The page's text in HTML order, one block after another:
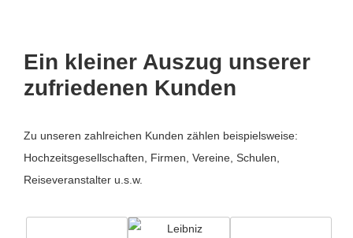
Ein kleiner Auszug unserer
zufriedenen Kunden
Zu unseren zahlreichen Kunden zählen beispielsweise:
Hochzeitsgesellschaften, Firmen, Vereine, Schulen,
Reiseveranstalter u.s.w.